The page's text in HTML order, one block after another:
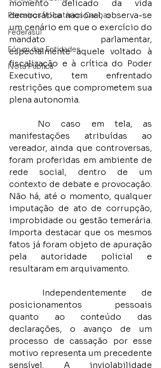
Parceiros Voluntários Canoas
Federasul
Fórum das Entidades
Nota Pública
momento delicado da vida
democrática nacional, observa-se
um cenário em que o exercício do
mandato parlamentar,
especialmente aquele voltado à
fiscalização e à crítica do Poder
Executivo, tem enfrentado
restrições que comprometem sua
plena autonomia.
manifestações atribuídas ao
vereador, ainda que controversas,
foram proferidas em ambiente de
rede social, dentro de um
contexto de debate e provocação.
Não há, até o momento, qualquer
imputação de ato de corrupção,
improbidade ou gestão temerária.
Importa destacar que os mesmos
fatos já foram objeto de apuração
pela autoridade policial e
resultaram em arquivamento.
posicionamentos pessoais
quanto ao conteúdo das
declarações, o avanço de um
processo de cassação por esse
motivo representa um precedente
sensível. A inviolabilidade